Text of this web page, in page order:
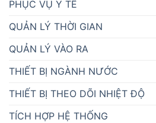
PHỤC VỤ Y TẾ
QUẢN LÝ THỜI GIAN
QUẢN LÝ VÀO RA
THIẾT BỊ NGÀNH NƯỚC
THIẾT BỊ THEO DÕI NHIỆT ĐỘ
TÍCH HỢP HỆ THỐNG